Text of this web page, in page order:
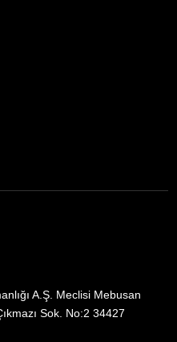
A.Ş. Meclisi Mebusan
Sok. No:2 34427